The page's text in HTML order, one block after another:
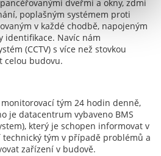
dveřmi a okny, zdmi
poplašným systémem proti
v každé chodbě, napojeným
identifikace. Navíc nám
(CCTV) s více než stovkou
celou budovu.
tým 24 hodin denně,
je datacentrum vybaveno BMS
který je schopen informovat v
tým v případě problémů a
zařízení v budově.